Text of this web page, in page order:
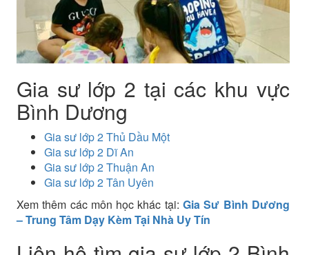
Gia sư lớp 2 tại các khu vực
Bình Dương
Gia sư lớp 2 Thủ Dầu Một
Gia sư lớp 2 Dĩ An
Gia sư lớp 2 Thuận An
Gia sư lớp 2 Tân Uyên
Xem thêm các môn học khác tại: Gia Sư Bình Dương
– Trung Tâm Dạy Kèm Tại Nhà Uy Tín